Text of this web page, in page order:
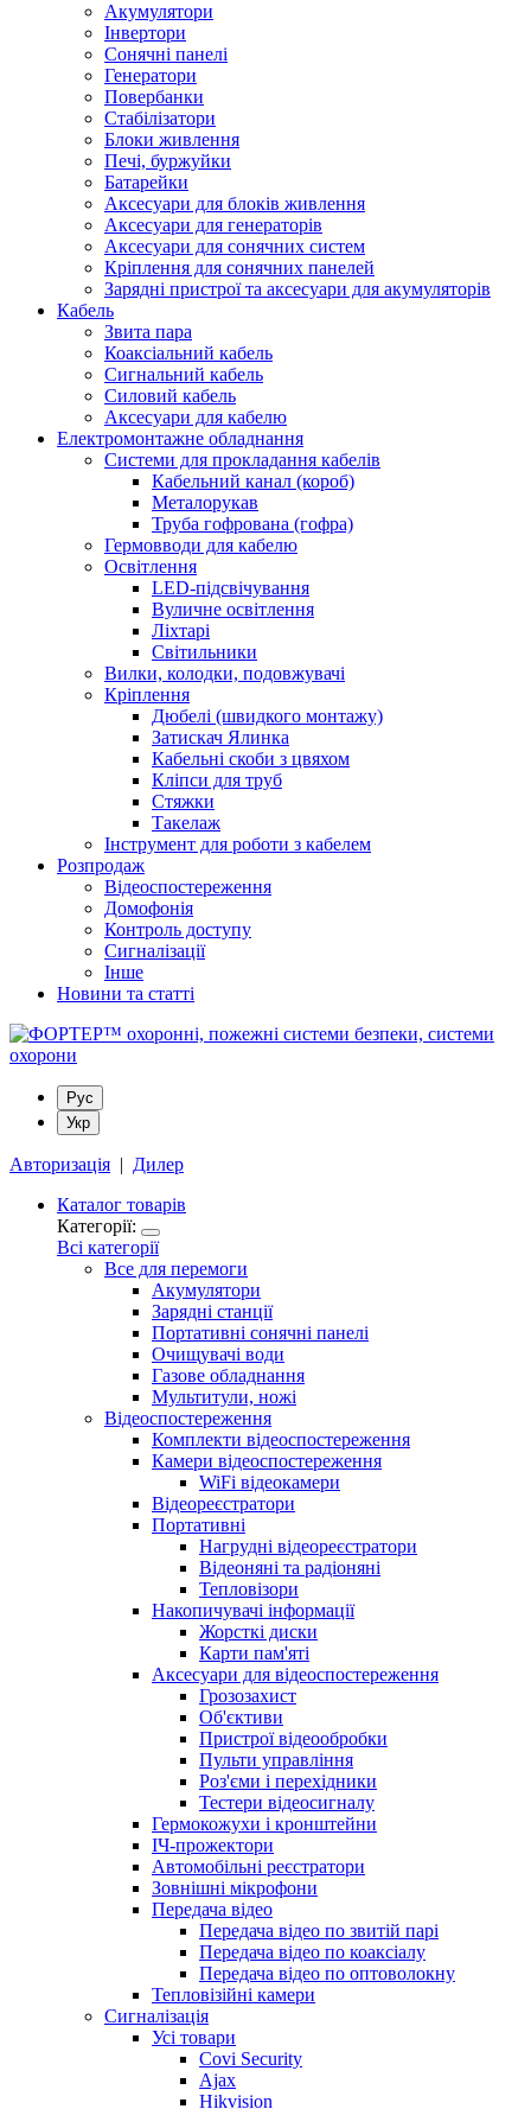
Акумулятори
Інвертори
Сонячні панелі
Генератори
Повербанки
Стабілізатори
Блоки живлення
Печі, буржуйки
Батарейки
Аксесуари для блоків живлення
Аксесуари для генераторів
Аксесуари для сонячних систем
Кріплення для сонячних панелей
Зарядні пристрої та аксесуари для акумуляторів
Кабель
Звита пара
Коаксіальний кабель
Сигнальний кабель
Силовий кабель
Аксесуари для кабелю
Електромонтажне обладнання
Системи для прокладання кабелів
Кабельний канал (короб)
Металорукав
Труба гофрована (гофра)
Гермовводи для кабелю
Освітлення
LED-підсвічування
Вуличне освітлення
Ліхтарі
Світильники
Вилки, колодки, подовжувачі
Кріплення
Дюбелі (швидкого монтажу)
Затискач Ялинка
Кабельні скоби з цвяхом
Кліпси для труб
Стяжки
Такелаж
Інструмент для роботи з кабелем
Розпродаж
Відеоспостереження
Домофонія
Контроль доступу
Сигналізації
Інше
Новини та статті
Рус
Укр
Авторизація | Дилер
Каталог товарів
Категорії:
Всі категорії
Все для перемоги
Акумулятори
Зарядні станції
Портативні сонячні панелі
Очищувачі води
Газове обладнання
Мультитули, ножі
Відеоспостереження
Комплекти відеоспостереження
Камери відеоспостереження
WiFi відеокамери
Відеореєстратори
Портативні
Нагрудні відеореєстратори
Відеоняні та радіоняні
Тепловізори
Накопичувачі інформації
Жорсткі диски
Карти пам'яті
Аксесуари для відеоспостереження
Грозозахист
Об'єктиви
Пристрої відеообробки
Пульти управління
Роз'єми і перехідники
Тестери відеосигналу
Гермокожухи і кронштейни
ІЧ-прожектори
Автомобільні реєстратори
Зовнішні мікрофони
Передача відео
Передача відео по звитій парі
Передача відео по коаксіалу
Передача відео по оптоволокну
Тепловізійні камери
Cигналізація
Усі товари
Covi Security
Ajax
Hikvision